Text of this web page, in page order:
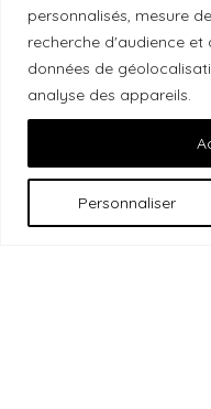
personnalisés, mesure
recherche d'audience et
données de
analyse des appareils.
Personnaliser
installations, situées
Orléans), se trouvent
cédé du peuple
autochtones qui
actuels de ces terres.